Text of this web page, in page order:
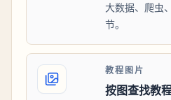
大数据、爬虫
节。
教程图片
按图查找教